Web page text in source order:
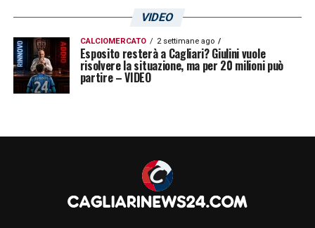
VIDEO
CALCIOMERCATO 2 settimane ago
Esposito resterà a Cagliari? Giulini vuole
risolvere la situazione, ma per 20 milioni può
partire – VIDEO